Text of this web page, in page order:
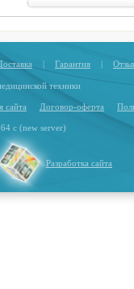
| Гарантия |
техники
сайта Договор-оферта
с (new server)
Разработка сайта